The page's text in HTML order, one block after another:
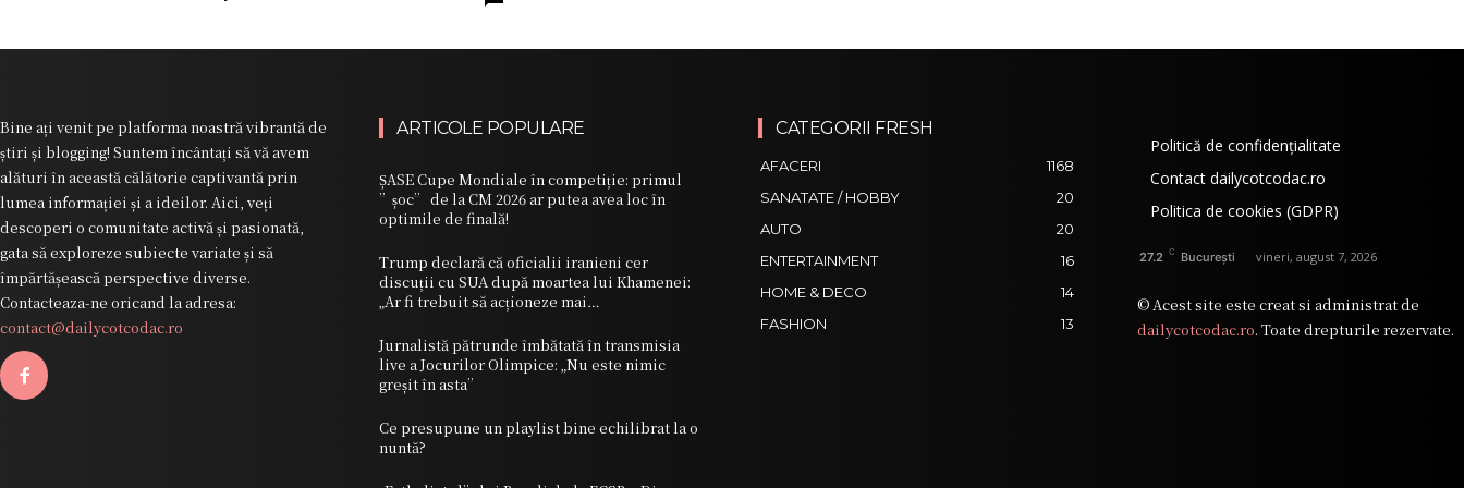
Bine ați venit pe platforma noastră vibrantă de
știri și blogging! Suntem încântați să vă avem
alături în această călătorie captivantă prin
lumea informației și a ideilor. Aici, veți
descoperi o comunitate activă și pasionată,
gata să exploreze subiecte variate și să
împărtășească perspective diverse.
Contacteaza-ne oricand la adresa:
contact@dailycotcodac.ro
ARTICOLE POPULARE
ȘASE Cupe Mondiale în competiție: primul
”șoc” de la CM 2026 ar putea avea loc în
optimile de finală!
Trump declară că oficialii iranieni cer
discuții cu SUA după moartea lui Khamenei:
„Ar fi trebuit să acționeze mai…
Jurnalistă pătrunde îmbătată în transmisia
live a Jocurilor Olimpice: „Nu este nimic
greșit în asta”
Ce presupune un playlist bine echilibrat la o
nuntă?
CATEGORII FRESH
AFACERI
1168
SANATATE / HOBBY
20
AUTO
20
ENTERTAINMENT
16
HOME & DECO
14
FASHION
13
Politică de confidențialitate
Contact dailycotcodac.ro
Politica de cookies (GDPR)
27.2 C București vineri, august 7, 2026
© Acest site este creat si administrat de
dailycotcodac.ro. Toate drepturile rezervate.